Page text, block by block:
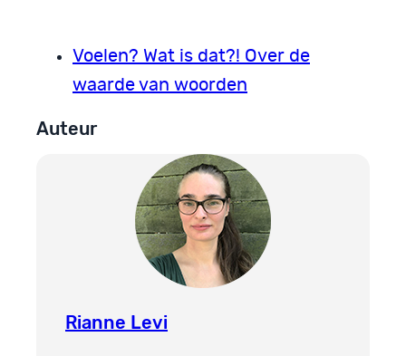
Voelen? Wat is dat?! Over de
waarde van woorden
Auteur
Rianne Levi